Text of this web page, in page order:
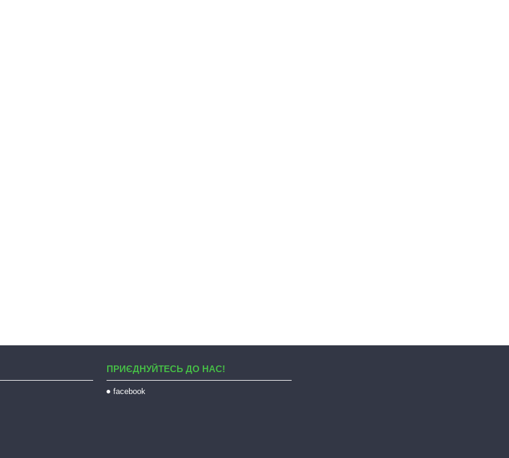
ПРИЄДНУЙТЕСЬ ДО НАС!
facebook